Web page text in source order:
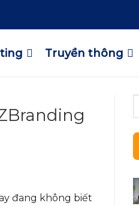
Truyền thông
đang không biết